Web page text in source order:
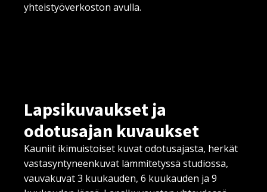
yhteistyöverkoston avulla.
Lapsikuvaukset ja
odotusajan kuvaukset
Kauniit ikimuistoiset kuvat odotusajasta, herkät
vastasyntyneenkuvat lämmitetyssä studiossa,
vauvakuvat 3 kuukauden, 6 kuukauden ja 9